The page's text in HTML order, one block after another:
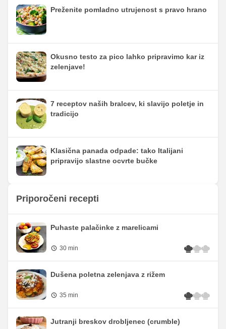
Preženite pomladno utrujenost s pravo hrano
Okusno testo za pico lahko pripravimo kar iz
zelenjave!
7 receptov naših bralcev, ki slavijo poletje in
tradicijo
Klasična panada odpade: tako Italijani
pripravijo slastne ocvrte bučke
Priporočeni recepti
Puhaste palačinke z marelicami
30 min
Dušena poletna zelenjava z rižem
35 min
Jutranji breskov drobljenec (crumble)